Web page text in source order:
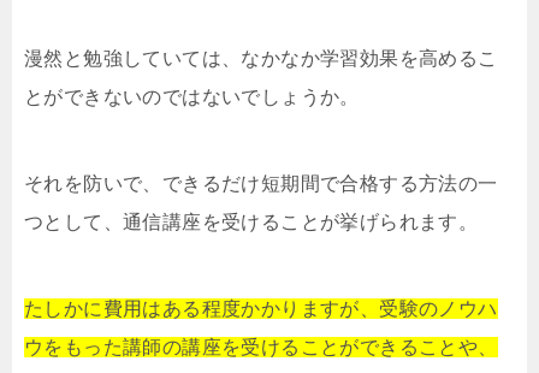
漫然と勉強していては、なかなか学習効果を高めるこ
とができないのではないでしょうか。
それを防いで、できるだけ短期間で合格する方法の一
つとして、通信講座を受けることが挙げられます。
たしかに費用はある程度かかりますが、受験のノウハ
ウをもった講師の講座を受けることができることや、